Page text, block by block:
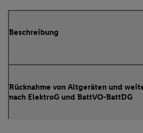
Beschreibung
Rücknahme von Altgeräten und
nach ElektroG und BattVO-BattDG